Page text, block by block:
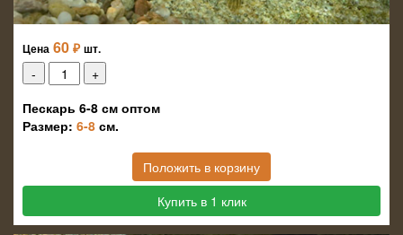
Цена 60 ₽ шт.
Пескарь 6-8 см оптом
Размер: 6-8 см.
Положить в корзину
Купить в 1 клик